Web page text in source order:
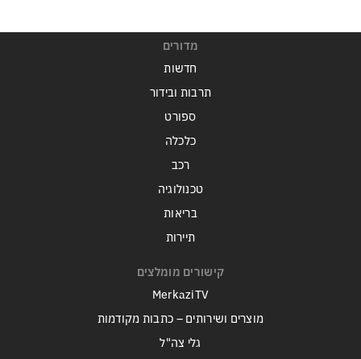
מדורים
חדשות
תרבות ובידור
ספורט
כלכלה
רכב
טכנולוגיה
בריאות
תיירות
קישורים מומלצים
MerkaziTV
מוצרים ושירותים – כתבות מקודמות
גלי צה"ל